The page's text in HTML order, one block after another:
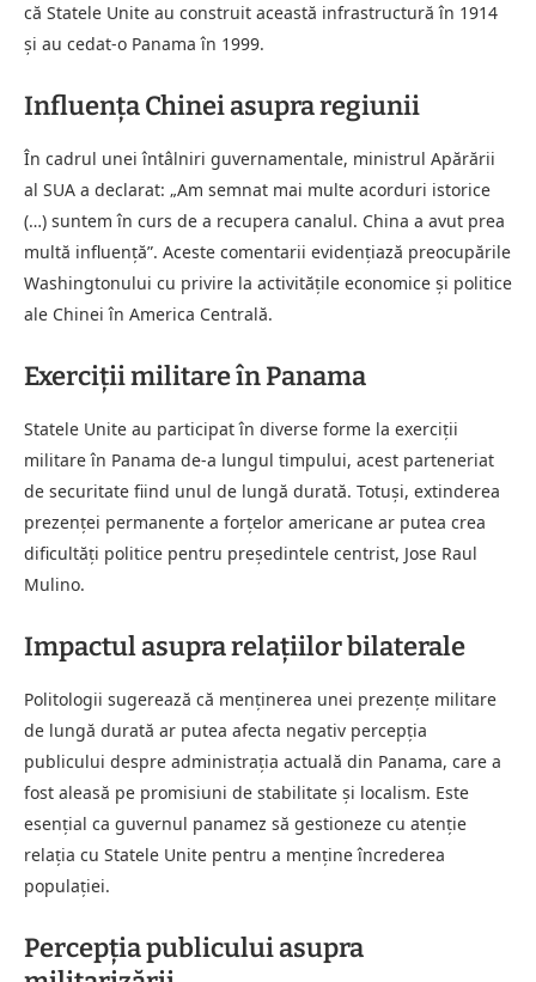
că Statele Unite au construit această infrastructură în 1914
și au cedat-o Panama în 1999.
Influența Chinei asupra regiunii
În cadrul unei întâlniri guvernamentale, ministrul Apărării
al SUA a declarat: „Am semnat mai multe acorduri istorice
(…) suntem în curs de a recupera canalul. China a avut prea
multă influență”. Aceste comentarii evidențiază preocupările
Washingtonului cu privire la activitățile economice și politice
ale Chinei în America Centrală.
Exerciții militare în Panama
Statele Unite au participat în diverse forme la exerciții
militare în Panama de-a lungul timpului, acest parteneriat
de securitate fiind unul de lungă durată. Totuși, extinderea
prezenței permanente a forțelor americane ar putea crea
dificultăți politice pentru președintele centrist, Jose Raul
Mulino.
Impactul asupra relațiilor bilaterale
Politologii sugerează că menținerea unei prezențe militare
de lungă durată ar putea afecta negativ percepția
publicului despre administrația actuală din Panama, care a
fost aleasă pe promisiuni de stabilitate și localism. Este
esențial ca guvernul panamez să gestioneze cu atenție
relația cu Statele Unite pentru a menține încrederea
populației.
Percepția publicului asupra